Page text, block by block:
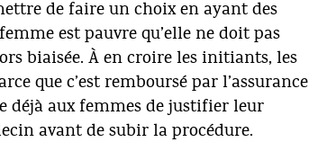
de faire un choix en ayant des
est pauvre qu’elle ne doit pas
biaisée. À en croire les initiants, les
que c’est remboursé par l’assurance
déjà aux femmes de justifier leur
avant de subir la procédure.